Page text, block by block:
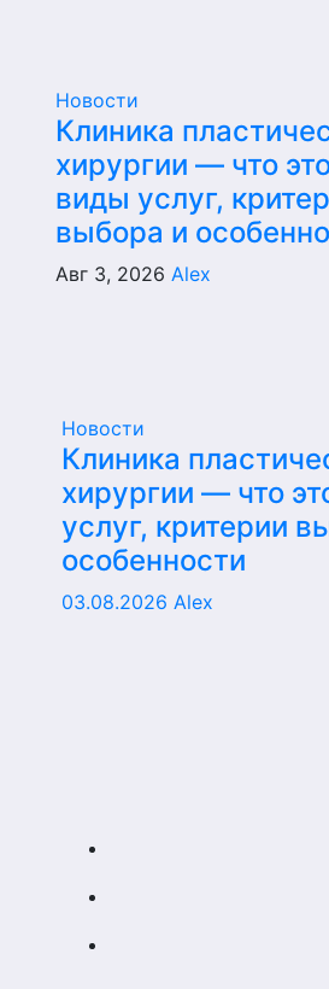
Новости
Клиника
хирургии — что
виды услуг,
выбора и
Авг 3, 2026 Alex
Новости
Клиника
хирургии — что
услуг, критерии
особенности
03.08.2026 Alex